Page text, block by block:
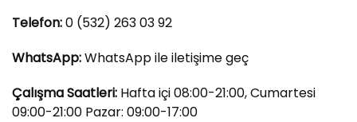
Telefon:0 (532) 263 03 92
WhatsApp:WhatsApp ile iletişime geç
Çalışma Saatleri: Hafta içi 08:00-21:00, Cumartesi
09:00-21:00 Pazar: 09:00-17:00